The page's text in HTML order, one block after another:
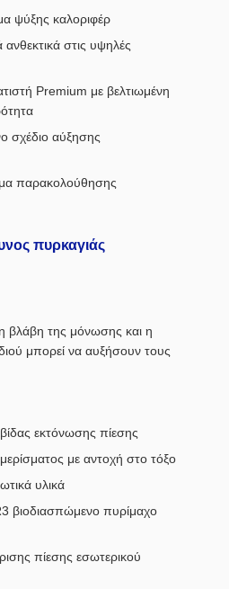
ψύξης καλοριφέρ
στις υψηλές
Premium με βελτιωμένη
σχέδιο αύξησης
παρακολούθησης
πυρκαγιάς
βλάβη της μόνωσης και η
μπορεί να αυξήσουν τους
εκτόνωσης πίεσης
με αντοχή στο τόξο
υλικά
βιοδιασπώμενο πυρίμαχο
πίεσης εσωτερικού